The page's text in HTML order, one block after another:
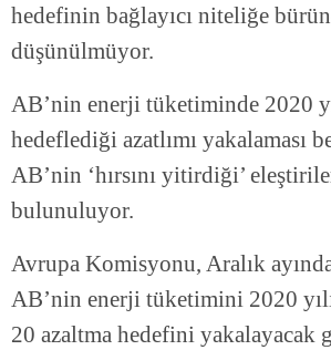
hedefinin bağlayıcı niteliğe
düşünülmüyor.
AB’nin enerji tüketiminde 2020
hedeflediği azatlımı yakalaması
AB’nin ‘hırsını yitirdiği’
bulunuluyor.
Avrupa Komisyonu, Aralık
AB’nin enerji tüketimini 2020
20 azaltma hedefini yakalayacak